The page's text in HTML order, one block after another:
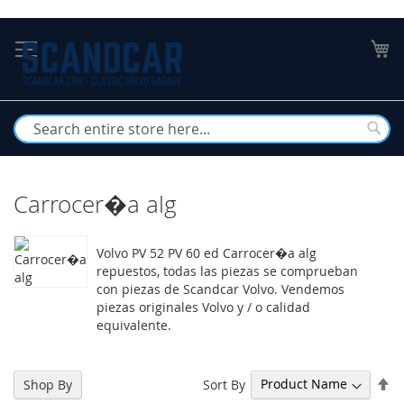
to
Content
Carrocer�a alg
Volvo PV 52 PV 60 ed Carrocer�a alg
repuestos, todas las piezas se comprueban
con piezas de Scandcar Volvo. Vendemos
piezas originales Volvo y / o calidad
equivalente.
Sort By
Shop By